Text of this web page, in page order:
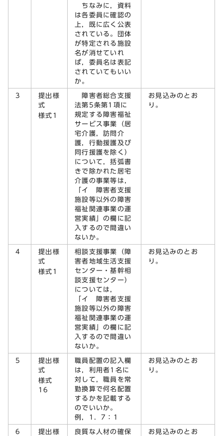
ちなみに，資料
は各委員に確認の
上，既に広く公表
されている。団体
が特定される施設
名が消せていれ
ば，委員名は表記
されていてもいい
か。
3
提出様
式
様式1
障害者総合支援
法第5条第1項に
規定する障害福祉
サービス事業（居
宅介護，訪問介
護，行動援護及び
同行援護を除く）
について，括弧書
きで除かれた居宅
介護の事業等は，
「イ 障害者支援
施設等以外の障害
福祉関連事業の運
営実績」の欄に記
入するので間違い
ないか。
お見込みのとお
り。
4
提出様
式
様式1
相談支援事業（障
害者地域生活支援
センター・基幹相
談支援センター）
については，
「イ 障害者支援
施設等以外の障害
福祉関連事業の運
営実績」の欄に記
入するので間違い
ないか。
お見込みのとお
り。
5
提出様
式
様式
16
職員配置の記入欄
は，利用者1名に
対して，職員を常
勤換算で何名配置
するかを記載する
のでいいか。
例，1．7：1
お見込みのとお
り。
6
提出様
良質な人材の確保
お見込みのとお